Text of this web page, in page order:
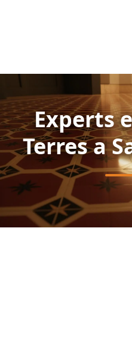
Experts
Terres a